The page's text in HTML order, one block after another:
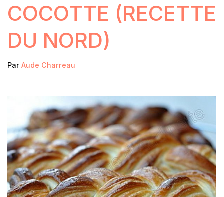
COCOTTE (RECETTE
DU NORD)
Par Aude Charreau